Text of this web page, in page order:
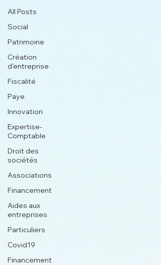
All Posts
Social
Patrimoine
Création
d'entreprise
Fiscalité
Paye
Innovation
Expertise-
Comptable
Droit des
sociétés
Associations
Financement
Aides aux
entreprises
Particuliers
Covid19
Financement